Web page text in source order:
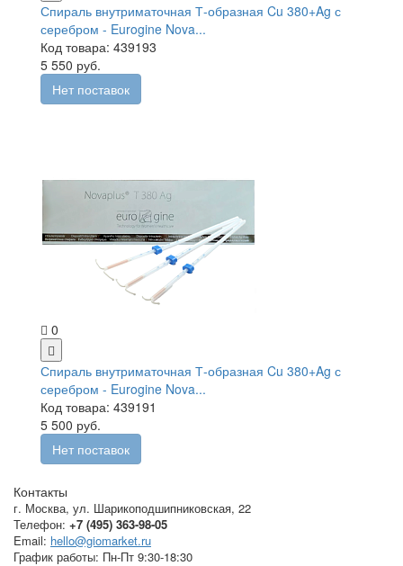
Спираль внутриматочная Т-образная Cu 380+Ag с
серебром - Eurogine Nova...
Код товара: 439193
5 550 руб.
Нет поставок
0
Спираль внутриматочная Т-образная Cu 380+Ag с
серебром - Eurogine Nova...
Код товара: 439191
5 500 руб.
Нет поставок
Контакты
г. Москва, ул. Шарикоподшипниковская, 22
Телефон: +7 (495) 363-98-05
Email: hello@giomarket.ru
График работы: Пн-Пт 9:30-18:30